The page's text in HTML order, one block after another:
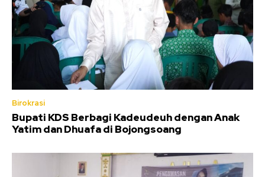
Birokrasi
Bupati KDS Berbagi Kadeudeuh dengan Anak
Yatim dan Dhuafa di Bojongsoang